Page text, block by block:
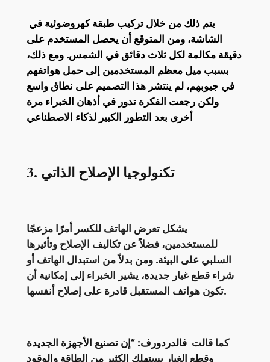
الشاشة، ومن المتوقع أن يحصل المستخدم على
دقيقة مكالمة لكل ثلاث دقائق في الشمس. ومع ذلك،
بسبب ميل معظم المستخدمين إلى حمل هواتفهم
في جيوبهم، لم ينتشر هذا التصميم على نطاق واسع
ولكن رجعت الفكرة تدور في أذهان الخبراء مرة
أخرى بعد التطور الكبير لذكاء الاصطناعي
3. تكنولوجيا الإصلاح الذاتي
يشكل تعرض الهاتف للكسر أمرًا مزعجًا
للمستخدمين، فضلاً عن تكاليف الإصلاح وتأثيرها
السلبي على البيئة. ومن بدلاً من استبدال الهاتف أو
شراء قطع غيار جديدة، يشير الخبراء إلى إمكانية أن
تكون هواتف المستقبل قادرة على إصلاح أنفسها.
كما قالت فالدردورف: “إن تصنيع الأجهزة الجديدة
وقطع الغيار يستهلك الكثير من الطاقة والوقود